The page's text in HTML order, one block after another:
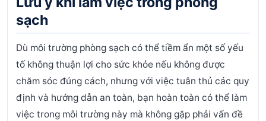
sạch
Dù môi trường phòng sạch có thể tiềm ẩn một số yếu
tố không thuận lợi cho sức khỏe nếu không được
chăm sóc đúng cách, nhưng với việc tuân thủ các quy
định và hướng dẫn an toàn, bạn hoàn toàn có thể làm
việc trong môi trường này mà không gặp phải vấn đề